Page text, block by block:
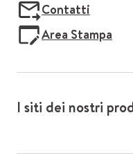
Contatti
Area Stampa
I siti dei nostri